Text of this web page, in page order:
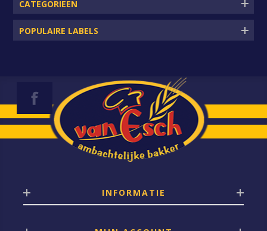
CATEGORIEEN
POPULAIRE LABELS
INFORMATIE